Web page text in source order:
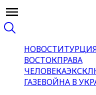
НОВОСТИ
ВОСТОКПРАВА
ЧЕЛОВЕКА
ГАЗЕВОЙНА В